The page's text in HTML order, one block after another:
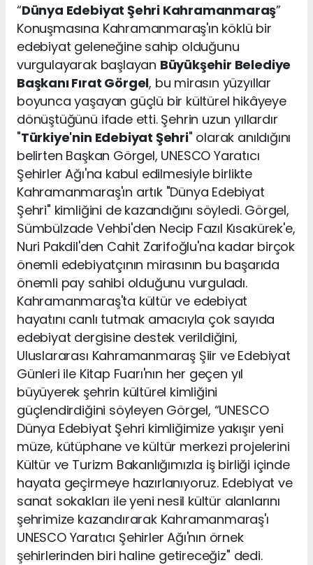
“Dünya Edebiyat Şehri Kahramanmaraş”
Konuşmasına Kahramanmaraş'ın köklü bir
edebiyat geleneğine sahip olduğunu
vurgulayarak başlayan Büyükşehir Belediye
Başkanı Fırat Görgel, bu mirasın yüzyıllar
boyunca yaşayan güçlü bir kültürel hikâyeye
dönüştüğünü ifade etti. Şehrin uzun yıllardır
"Türkiye'nin Edebiyat Şehri" olarak anıldığını
belirten Başkan Görgel, UNESCO Yaratıcı
Şehirler Ağı'na kabul edilmesiyle birlikte
Kahramanmaraş'ın artık "Dünya Edebiyat
Şehri" kimliğini de kazandığını söyledi. Görgel,
Sümbülzade Vehbi'den Necip Fazıl Kısakürek'e,
Nuri Pakdil'den Cahit Zarifoğlu'na kadar birçok
önemli edebiyatçının mirasının bu başarıda
önemli pay sahibi olduğunu vurguladı.
Kahramanmaraş'ta kültür ve edebiyat
hayatını canlı tutmak amacıyla çok sayıda
edebiyat dergisine destek verildiğini,
Uluslararası Kahramanmaraş Şiir ve Edebiyat
Günleri ile Kitap Fuarı'nın her geçen yıl
büyüyerek şehrin kültürel kimliğini
güçlendirdiğini söyleyen Görgel, “UNESCO
Dünya Edebiyat Şehri kimliğimize yakışır yeni
müze, kütüphane ve kültür merkezi projelerini
Kültür ve Turizm Bakanlığımızla iş birliği içinde
hayata geçirmeye hazırlanıyoruz. Edebiyat ve
sanat sokakları ile yeni nesil kültür alanlarını
şehrimize kazandırarak Kahramanmaraş'ı
UNESCO Yaratıcı Şehirler Ağı'nın örnek
şehirlerinden biri haline getireceğiz" dedi.